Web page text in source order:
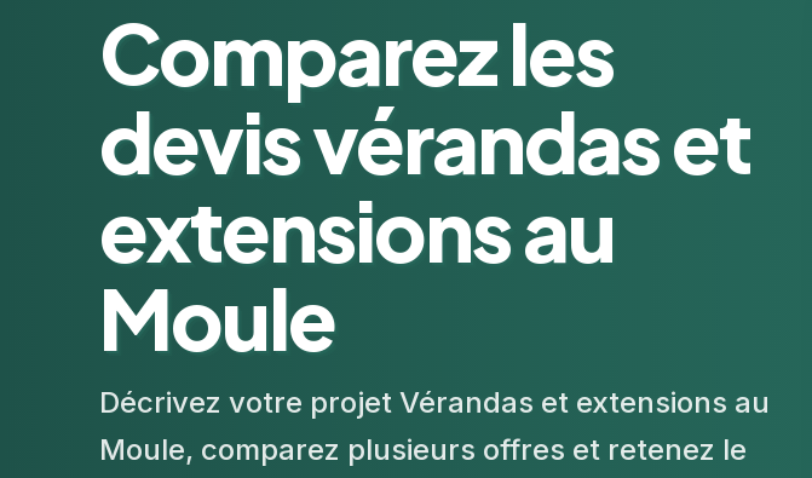
Comparez les
devis vérandas et
extensions au
Moule
Décrivez votre projet Vérandas et extensions au
Moule, comparez plusieurs offres et retenez le